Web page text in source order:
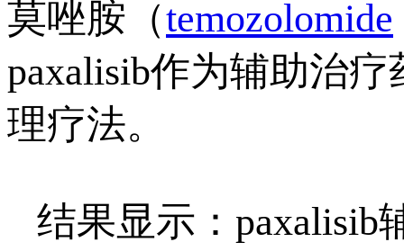
莫唑胺（temozolomide
paxalisib作为辅助治
理疗法。
结果显示：paxalisib